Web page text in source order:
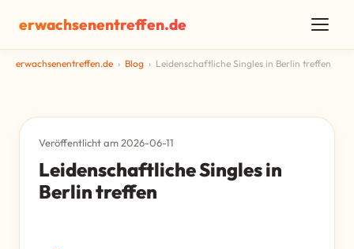
erwachsenentreffen.de
erwachsenentreffen.de › Blog › Leidenschaftliche Singles in Berlin treffen
Veröffentlicht am 2026-06-11
Leidenschaftliche Singles in
Berlin treffen